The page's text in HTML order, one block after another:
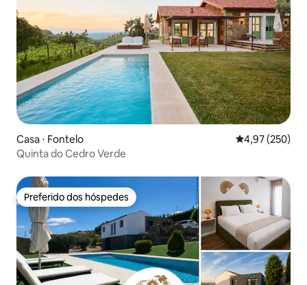
Casa ⋅ Fontelo 4,97 de uma
4,97 (250)
Quinta do Cedro Verde
Preferido dos hóspedes
Preferido dos hóspedes